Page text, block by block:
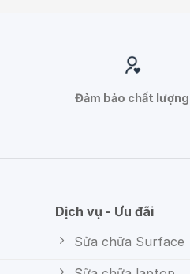
Đảm bảo chất lượng
Dịch vụ - Ưu đãi
Sửa chữa Surface